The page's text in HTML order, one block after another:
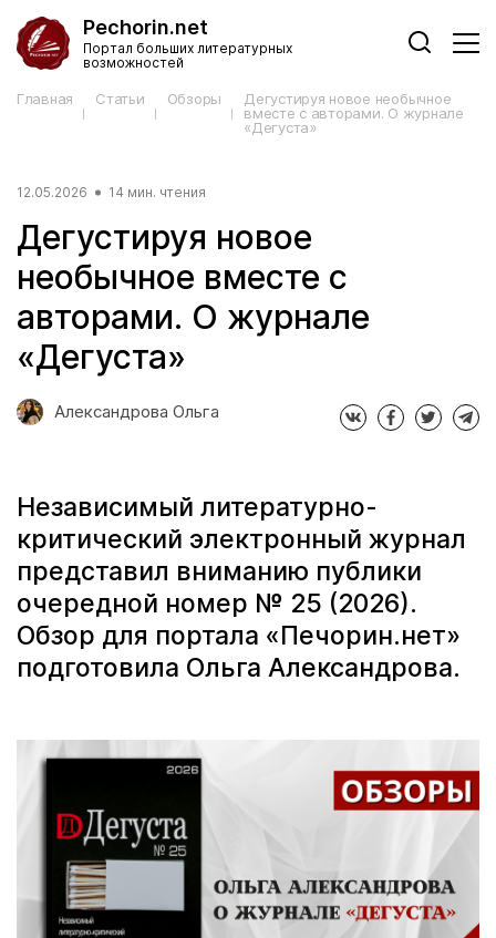
Pechorin.net
Портал больших литературных
возможностей
Главная Статьи Обзоры
Дегустируя новое необычное
вместе с авторами. О журнале
«Дегуста»
Дегустируя новое
необычное вместе с
авторами. О журнале
«Дегуста»
12.05.2026 14 мин. чтения
Александрова Ольга
Независимый литературно-
критический электронный журнал
представил вниманию публики
очередной номер № 25 (2026).
Обзор для портала «Печорин.нет»
подготовила Ольга Александрова.